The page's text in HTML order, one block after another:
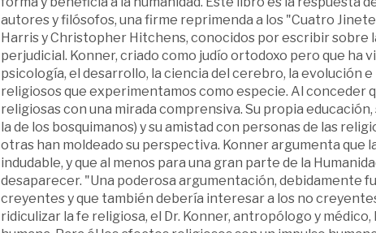
autores y filósofos, una firme reprimenda a los "Cuatro
Harris y Christopher Hitchens, conocidos por escribir
perjudicial. Konner, criado como judío ortodoxo pero que ha
psicología, el desarrollo, la ciencia del cerebro, la evolución
religiosos que experimentamos como especie. Al conceder
religiosas con una mirada comprensiva. Su propia
la de los bosquimanos) y su amistad con personas de las
otras han moldeado su perspectiva. Konner argumenta que
indudable, y que al menos para una gran parte de la
desaparecer. "Una poderosa argumentación, debidamente
creyentes y que también debería interesar a los no
ridiculizar la fe religiosa, el Dr. Konner, antropólogo y